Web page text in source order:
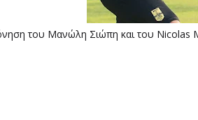
του Μανώλη Σιώπη και του Nicolas